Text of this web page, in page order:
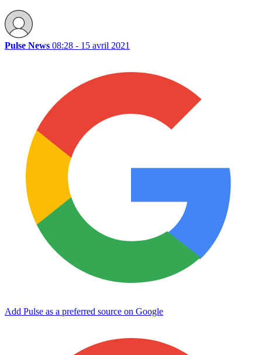
Pulse News 08:28 - 15 avril 2021
Add Pulse as a preferred source on Google